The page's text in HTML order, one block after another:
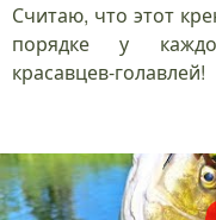
Считаю, что этот
порядке у
красавцев-голавлей!